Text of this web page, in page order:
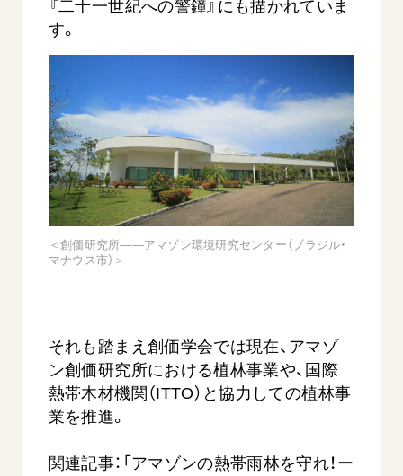
『二十一世紀への警鐘』にも描かれていま
す。
＜創価研究所――アマゾン環境研究センター（ブラジル・
マナウス市）＞
それも踏まえ創価学会では現在、アマゾ
ン創価研究所における植林事業や、国際
熱帯木材機関（ITTO）と協力しての植林事
業を推進。
関連記事：「アマゾンの熱帯雨林を守れ！ー